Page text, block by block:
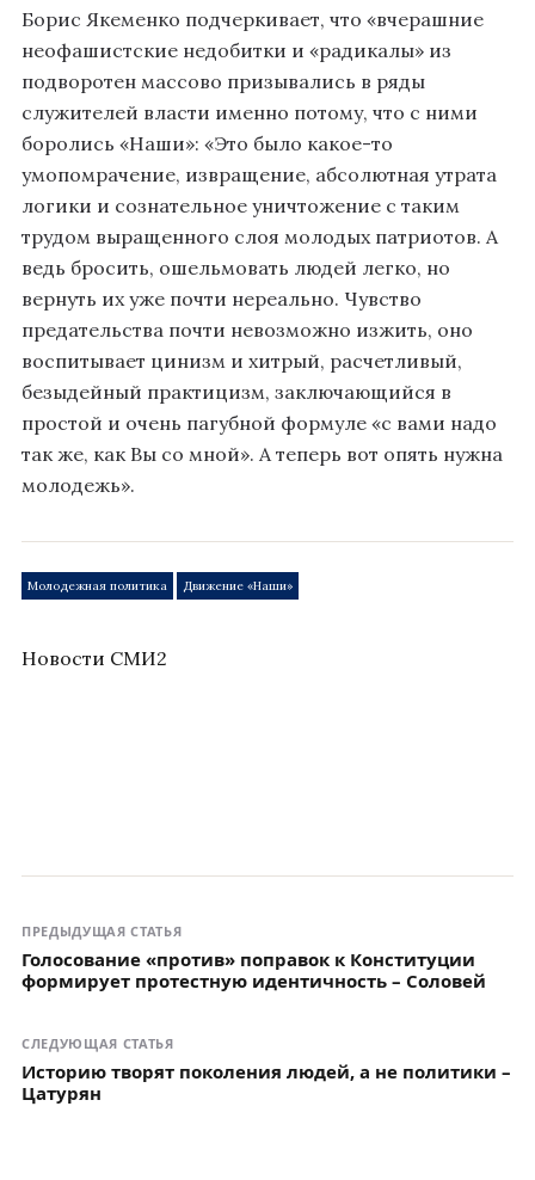
Борис Якеменко подчеркивает, что «вчерашние
неофашистские недобитки и «радикалы» из
подворотен массово призывались в ряды
служителей власти именно потому, что с ними
боролись «Наши»: «Это было какое-то
умопомрачение, извращение, абсолютная утрата
логики и сознательное уничтожение с таким
трудом выращенного слоя молодых патриотов. А
ведь бросить, ошельмовать людей легко, но
вернуть их уже почти нереально. Чувство
предательства почти невозможно изжить, оно
воспитывает цинизм и хитрый, расчетливый,
безыдейный практицизм, заключающийся в
простой и очень пагубной формуле «с вами надо
так же, как Вы со мной». А теперь вот опять нужна
молодежь».
Молодежная политика Движение «Наши»
Новости СМИ2
ПРЕДЫДУЩАЯ СТАТЬЯ
Голосование «против» поправок к Конституции
формирует протестную идентичность – Соловей
СЛЕДУЮЩАЯ СТАТЬЯ
Историю творят поколения людей, а не политики –
Цатурян